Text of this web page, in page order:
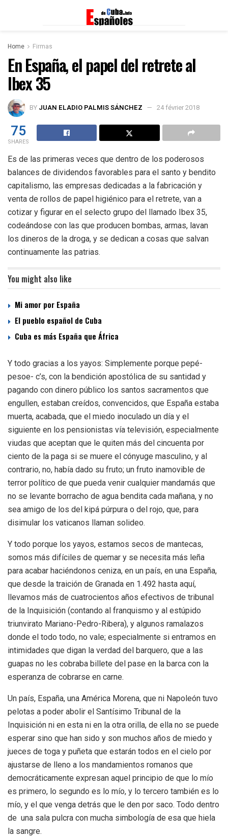
Home Firmas
En España, el papel del retrete al
Ibex 35
BY JUAN ELADIO PALMIS SÁNCHEZ 24 février 2018
75
SHARES
Es de las primeras veces que dentro de los poderosos
balances de dividendos favorables para el santo y bendito
capitalismo, las empresas dedicadas a la fabricación y
venta de rollos de papel higiénico para el retrete, van a
cotizar y figurar en el selecto grupo del llamado Ibex 35,
codeándose con las que producen bombas, armas, lavan
los dineros de la droga, y se dedican a cosas que salvan
continuamente las patrias.
You might also like
Mi amor por España
El pueblo español de Cuba
Cuba es más España que África
Y todo gracias a los yayos: Simplemente porque pepé-
pesoe- c’s, con la bendición apostólica de su santidad y
pagando con dinero público los santos sacramentos que
engullen, estaban creídos, convencidos, que España estaba
muerta, acabada, que el miedo inoculado un día y el
siguiente en los pensionistas vía televisión, especialmente
viudas que aceptan que le quiten más del cincuenta por
ciento de la paga si se muere el cónyuge masculino, y al
contrario, no, había dado su fruto; un fruto inamovible de
terror político de que pueda venir cualquier mandamás que
no se levante borracho de agua bendita cada mañana, y no
sea amigo de los del kipá púrpura o del rojo, que, para
disimular los vaticanos llaman solideo.
Y todo porque los yayos, estamos secos de mantecas,
somos más difíciles de quemar y se necesita más leña
para acabar haciéndonos ceniza, en un país, en una España,
que desde la traición de Granada en 1.492 hasta aquí,
llevamos más de cuatrocientos años efectivos de tribunal
de la Inquisición (contando al franquismo y al estúpido
triunvirato Mariano-Pedro-Ribera), y algunos ramalazos
donde el todo todo, no vale; especialmente si entramos en
intimidades que digan la verdad del barquero, que a las
guapas no les cobraba billete del pase en la barca con la
esperanza de cobrarse en carne.
Un país, España, una América Morena, que ni Napoleón tuvo
pelotas a poder abolir el Santísimo Tribunal de la
Inquisición ni en esta ni en la otra orilla, de ella no se puede
esperar sino que han sido y son muchos años de miedo y
jueces de toga y puñeta que estarán todos en el cielo por
ajustarse de lleno a los mandamientos romanos que
democráticamente expresan aquel principio de que lo mío
es primero, lo segundo es lo mío, y lo tercero también es lo
mío, y el que venga detrás que le den por saco. Todo dentro
de una sala pulcra con mucha simbología de esa que hiela
la sangre.